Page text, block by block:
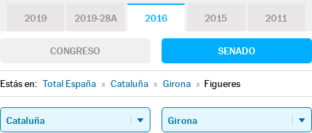
2019 2019-28A 2016 2015 2011
CONGRESO SENADO
Estás en: Total España » Cataluña » Girona » Figueres